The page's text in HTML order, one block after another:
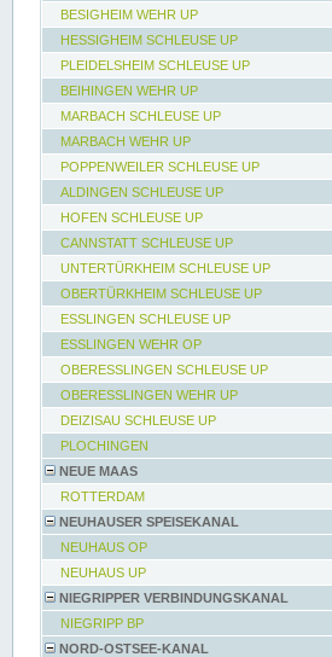
BESIGHEIM WEHR UP
HESSIGHEIM SCHLEUSE UP
PLEIDELSHEIM SCHLEUSE UP
BEIHINGEN WEHR UP
MARBACH SCHLEUSE UP
MARBACH WEHR UP
POPPENWEILER SCHLEUSE UP
ALDINGEN SCHLEUSE UP
HOFEN SCHLEUSE UP
CANNSTATT SCHLEUSE UP
UNTERTÜRKHEIM SCHLEUSE UP
OBERTÜRKHEIM SCHLEUSE UP
ESSLINGEN SCHLEUSE UP
ESSLINGEN WEHR OP
OBERESSLINGEN SCHLEUSE UP
OBERESSLINGEN WEHR UP
DEIZISAU SCHLEUSE UP
PLOCHINGEN
NEUE MAAS
ROTTERDAM
NEUHAUSER SPEISEKANAL
NEUHAUS OP
NEUHAUS UP
NIEGRIPPER VERBINDUNGSKANAL
NIEGRIPP BP
NORD-OSTSEE-KANAL